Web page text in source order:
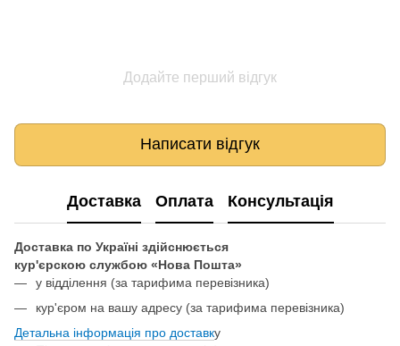
Додайте перший відгук
Написати відгук
Доставка Оплата Консультація
Доставка по Україні здійснюється
кур'єрскою службою «Нова Пошта»
у відділення (за тарифима перевізника)
кур'єром на вашу адресу (за тарифима перевізника)
Детальна інформація про доставку